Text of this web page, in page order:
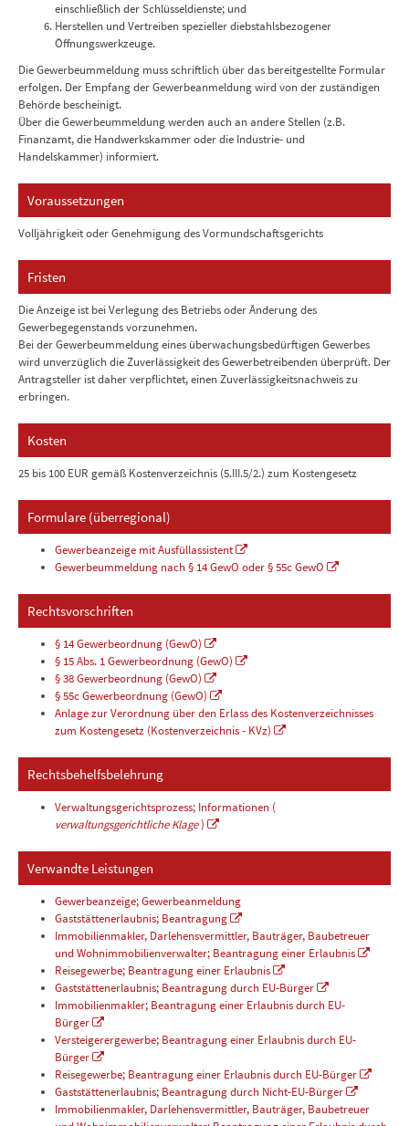
einschließlich der Schlüsseldienste; und
Herstellen und Vertreiben spezieller diebstahlsbezogener
Öffnungswerkzeuge.
Die Gewerbeummeldung muss schriftlich über das bereitgestellte Formular
erfolgen. Der Empfang der Gewerbeanmeldung wird von der zuständigen
Behörde bescheinigt.
Über die Gewerbeummeldung werden auch an andere Stellen (z.B.
Finanzamt, die Handwerkskammer oder die Industrie- und
Handelskammer) informiert.
Voraussetzungen
Volljährigkeit oder Genehmigung des Vormundschaftsgerichts
Fristen
Die Anzeige ist bei Verlegung des Betriebs oder Änderung des
Gewerbegegenstands vorzunehmen.
Bei der Gewerbeummeldung eines überwachungsbedürftigen Gewerbes
wird unverzüglich die Zuverlässigkeit des Gewerbetreibenden überprüft. Der
Antragsteller ist daher verpflichtet, einen Zuverlässigkeitsnachweis zu
erbringen.
Kosten
25 bis 100 EUR gemäß Kostenverzeichnis (5.III.5/2.) zum Kostengesetz
Formulare (überregional)
Gewerbeanzeige mit Ausfüllassistent
Gewerbeummeldung nach § 14 GewO oder § 55c GewO
Rechtsvorschriften
§ 14 Gewerbeordnung (GewO)
§ 15 Abs. 1 Gewerbeordnung (GewO)
§ 38 Gewerbeordnung (GewO)
§ 55c Gewerbeordnung (GewO)
Anlage zur Verordnung über den Erlass des Kostenverzeichnisses
zum Kostengesetz (Kostenverzeichnis - KVz)
Rechtsbehelfsbelehrung
Verwaltungsgerichtsprozess; Informationen (
verwaltungsgerichtliche Klage)
Verwandte Leistungen
Gewerbeanzeige; Gewerbeanmeldung
Gaststättenerlaubnis; Beantragung
Immobilienmakler, Darlehensvermittler, Bauträger, Baubetreuer
und Wohnimmobilienverwalter; Beantragung einer Erlaubnis
Reisegewerbe; Beantragung einer Erlaubnis
Gaststättenerlaubnis; Beantragung durch EU-Bürger
Immobilienmakler; Beantragung einer Erlaubnis durch EU-
Bürger
Versteigerergewerbe; Beantragung einer Erlaubnis durch EU-
Bürger
Reisegewerbe; Beantragung einer Erlaubnis durch EU-Bürger
Gaststättenerlaubnis; Beantragung durch Nicht-EU-Bürger
Immobilienmakler, Darlehensvermittler, Bauträger, Baubetreuer